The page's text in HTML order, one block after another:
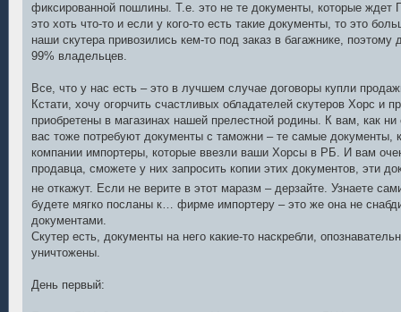
фиксированной пошлины. Т.е. это не те документы, которые ждет
это хоть что-то и если у кого-то есть такие документы, то это
наши скутера привозились кем-то под заказ в багажнике,
99% владельцев.
Все, что у нас есть – это в лучшем случае договоры купли
Кстати, хочу огорчить счастливых обладателей скутеров Хорс и
приобретены в магазинах нашей прелестной родины. К вам, как ни
вас тоже потребуют документы с таможни – те самые
компании импортеры, которые ввезли ваши Хорсы в РБ. И вам
продавца, сможете у них запросить копии этих документов, эти
не откажут. Если не верите в этот маразм – дерзайте. Узнаете
будете мягко посланы к… фирме импортеру – это же она не
документами.
Скутер есть, документы на него какие-то наскребли,
уничтожены.
День первый: